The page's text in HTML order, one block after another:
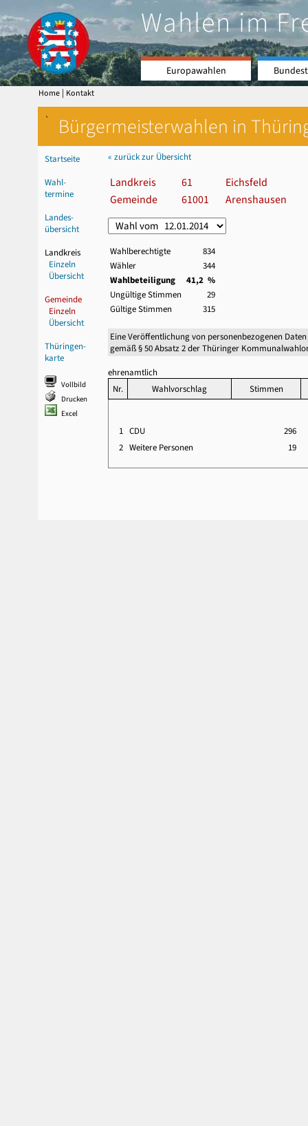
Wahlen im
Europawahlen
Home | Kontakt
` Bürgermeisterwahlen in
Startseite
Wahl-
termine
Landes-
übersicht
Landkreis
Einzeln
Übersicht
Gemeinde
Einzeln
Übersicht
Thüringen-
karte
Vollbild
Drucken
Excel
« zurück zur Übersicht
Landkreis 61
Eichsfeld
Gemeinde
61001 Arenshausen
Wahlberechtigte
834
Wähler
344
Wahlbeteiligung
41,2 %
Ungültige Stimmen
29
Gültige Stimmen
315
Eine Veröffentlichung von personenbezogenen
gemäß § 50 Absatz 2 der Thüringer
ehrenamtlich
Nr.
Wahlvorschlag Stimmen
1 CDU
296
2 Weitere Personen 19